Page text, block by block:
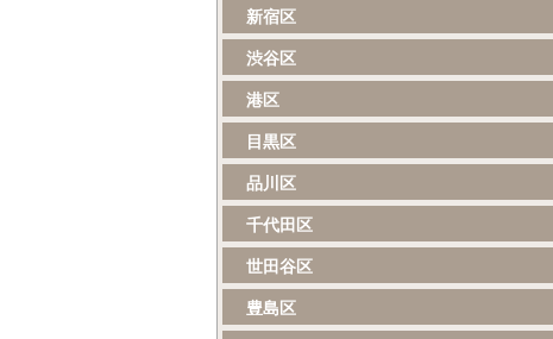
新宿区
渋谷区
港区
目黒区
品川区
千代田区
世田谷区
豊島区